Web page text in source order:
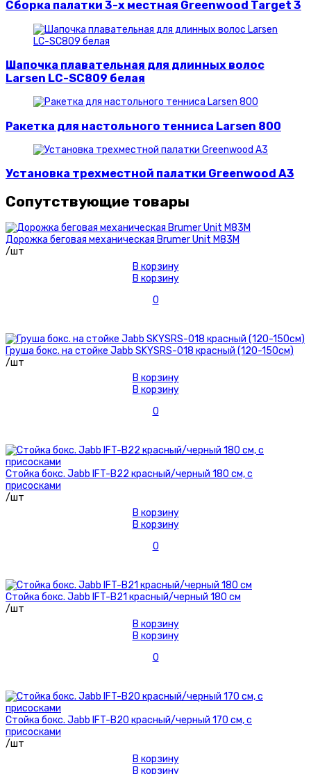
Сборка палатки 3-х местная Greenwood Target 3
Шапочка плавательная для длинных волос
Larsen LC-SC809 белая
Ракетка для настольного тенниса Larsen 800
Установка трехместной палатки Greenwood A3
Сопутствующие товары
Дорожка беговая механическая Brumer Unit M83M
/шт
В корзину
В корзину
0
Груша бокс. на стойке Jabb SKYSRS-018 красный (120-150см)
/шт
В корзину
В корзину
0
Стойка бокс. Jabb IFT-B22 красный/черный 180 см, с
присосками
/шт
В корзину
В корзину
0
Стойка бокс. Jabb IFT-B21 красный/черный 180 см
/шт
В корзину
В корзину
0
Стойка бокс. Jabb IFT-B20 красный/черный 170 см, с
присосками
/шт
В корзину
В корзину